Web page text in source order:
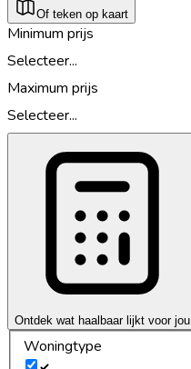
Of teken op kaart
Minimum prijs
Selecteer...
Maximum prijs
Selecteer...
Ontdek wat haalbaar lijkt voor jou
Woningtype